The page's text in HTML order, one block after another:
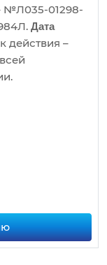
№Л035-01298-
Дата
действия –